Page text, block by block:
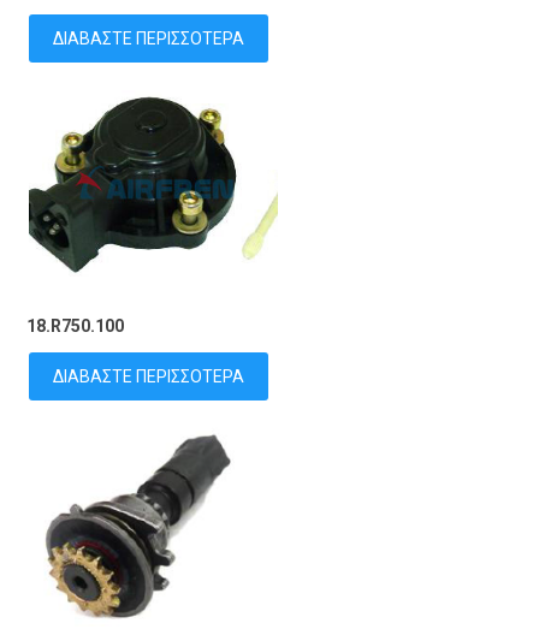
ΔΙΑΒΆΣΤΕ ΠΕΡΙΣΣΌΤΕΡΑ
18.R750.100
ΔΙΑΒΆΣΤΕ ΠΕΡΙΣΣΌΤΕΡΑ